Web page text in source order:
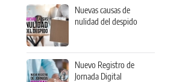
Nuevas causas de
nulidad del despido
Nuevo Registro de
Jornada Digital